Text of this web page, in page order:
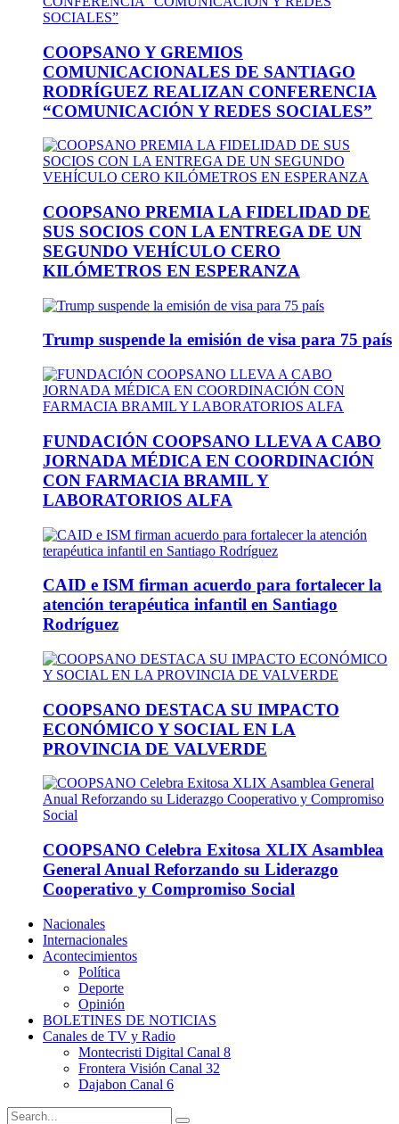
COOPSANO Y GREMIOS
COMUNICACIONALES DE SANTIAGO
RODRÍGUEZ REALIZAN CONFERENCIA
“COMUNICACIÓN Y REDES SOCIALES”
COOPSANO PREMIA LA FIDELIDAD DE
SUS SOCIOS CON LA ENTREGA DE UN
SEGUNDO VEHÍCULO CERO
KILÓMETROS EN ESPERANZA
Trump suspende la emisión de visa para 75 país
FUNDACIÓN COOPSANO LLEVA A CABO
JORNADA MÉDICA EN COORDINACIÓN
CON FARMACIA BRAMIL Y
LABORATORIOS ALFA
CAID e ISM firman acuerdo para fortalecer la
atención terapéutica infantil en Santiago
Rodríguez
COOPSANO DESTACA SU IMPACTO
ECONÓMICO Y SOCIAL EN LA
PROVINCIA DE VALVERDE
COOPSANO Celebra Exitosa XLIX Asamblea
General Anual Reforzando su Liderazgo
Cooperativo y Compromiso Social
Nacionales
Internacionales
Acontecimientos
Política
Deporte
Opinión
BOLETINES DE NOTICIAS
Canales de TV y Radio
Montecristi Digital Canal 8
Frontera Visión Canal 32
Dajabon Canal 6